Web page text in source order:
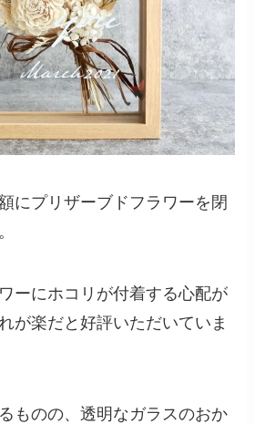
にプリザーブドフラワーを閉
ーにホコリが付着する心配が
が楽だと好評いただいていま
ものの、透明なガラスのおか